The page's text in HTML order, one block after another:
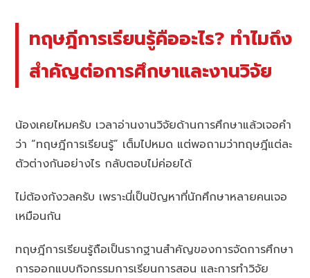
ทฤษฎีการเรียนรู้คืออะไร? ทำไมถึง
สำคัญต่อการศึกษาและงานวิจัย
น้องเคยไหมครับ เวลาอ่านงานวิจัยด้านการศึกษาแล้วเจอคำ
ว่า “ทฤษฎีการเรียนรู้” เต็มไปหมด แต่พอถามว่าทฤษฎีแต่ละ
ตัวต่างกันอย่างไร กลับตอบไม่ค่อยได้
ไม่ต้องกังวลครับ เพราะนี่เป็นปัญหาที่นักศึกษาหลายคนเจอ
เหมือนกัน
ทฤษฎีการเรียนรู้ถือเป็นรากฐานสำคัญของการจัดการศึกษา
การออกแบบกิจกรรมการเรียนการสอน และการทำวิจัย